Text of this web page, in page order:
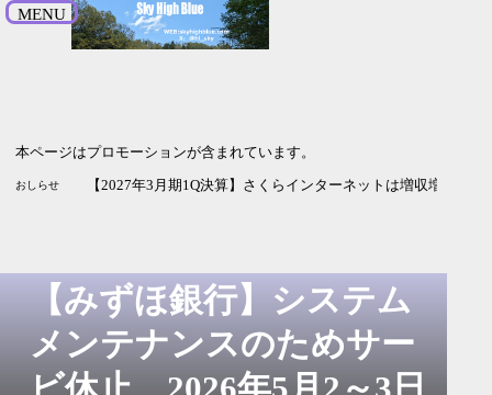
MENU
本ページはプロモーションが含まれています。
おしらせ 【2026年9月期3Q決算】HENNGEは増収増益 純利益の進捗率
【2027年3月期1Q決算】ソシオネクストは増収も利益は赤字
【2027年3月期1Q決算】さくらインターネットは増収増益
【みずほ銀行】システム
メンテナンスのためサー